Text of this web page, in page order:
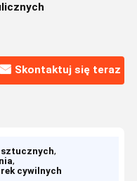
Skontaktuj się teraz
sztucznych,
,
cywilnych